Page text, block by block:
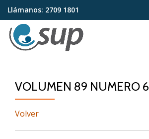
Saltar
contenido
Llámanos: 2709 1801
VOLUMEN 89 NUMERO 6
Volver